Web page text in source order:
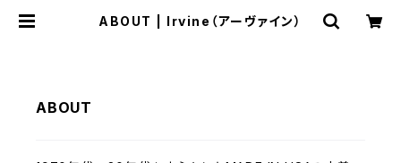
ABOUT | Irvine（アーヴァイン）
ABOUT